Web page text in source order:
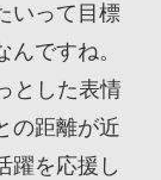
いって目標
ですね。
とした表情
の距離が近
躍を応援し